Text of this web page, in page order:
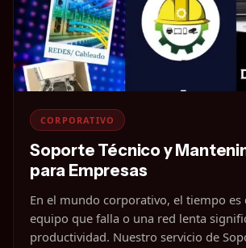
CORPORATIVO
Soporte Técnico y
para Empresas
En el mundo corporativo, el tiempo es
equipo que falla o una red lenta
productividad. Nuestro servicio de